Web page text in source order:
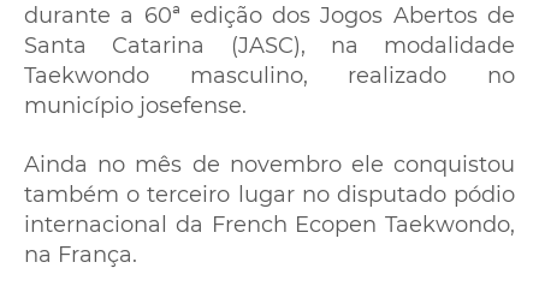
durante a 60ª edição dos Jogos Abertos de
Santa Catarina (JASC), na modalidade
Taekwondo masculino, realizado no
município josefense.
Ainda no mês de novembro ele conquistou
também o terceiro lugar no disputado pódio
internacional da French Ecopen Taekwondo,
na França.